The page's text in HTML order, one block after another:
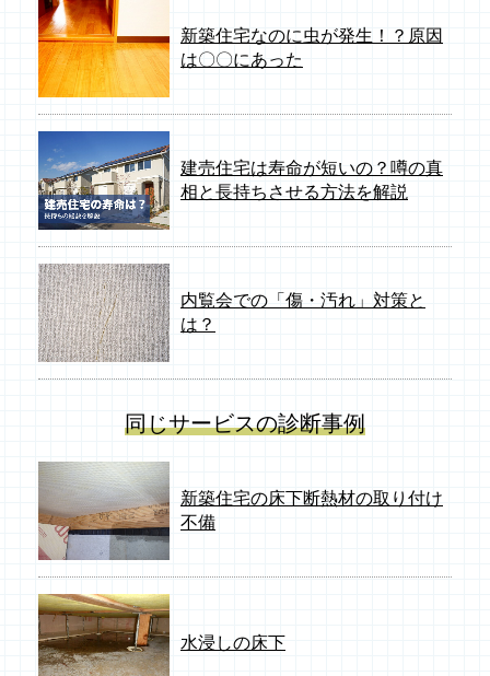
新築住宅なのに虫が発生！？原因
は〇〇にあった
建売住宅は寿命が短いの？噂の真
相と長持ちさせる方法を解説
内覧会での「傷・汚れ」対策と
は？
同じサービスの診断事例
新築住宅の床下断熱材の取り付け
不備
水浸しの床下